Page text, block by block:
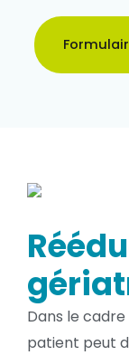
Dans le cadre
patient peut